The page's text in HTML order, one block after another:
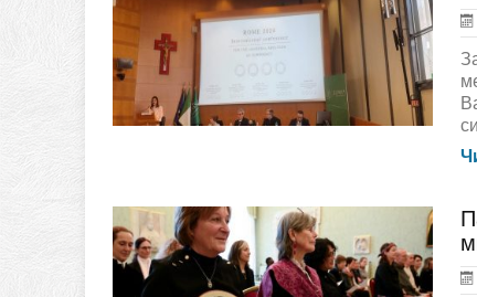
ЛЕНТА НОВОСТЕЙ